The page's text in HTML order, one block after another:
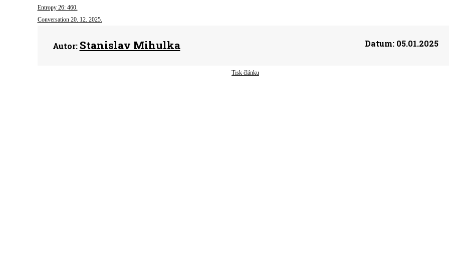
Entropy 26: 460.
Conversation 20. 12. 2025.
Autor: Stanislav Mihulka Datum:05.01.2025
Tisk článku